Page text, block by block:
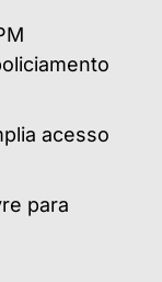
acesso
para